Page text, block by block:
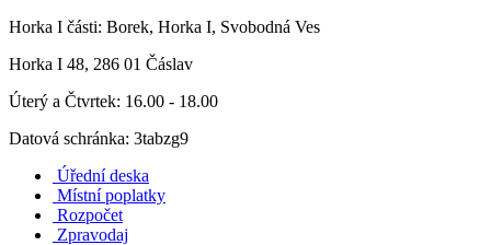
Horka I části: Borek, Horka I, Svobodná Ves
Horka I 48, 286 01 Čáslav
Úterý a Čtvrtek: 16.00 - 18.00
Datová schránka: 3tabzg9
Úřední deska
Místní poplatky
Rozpočet
Zpravodaj